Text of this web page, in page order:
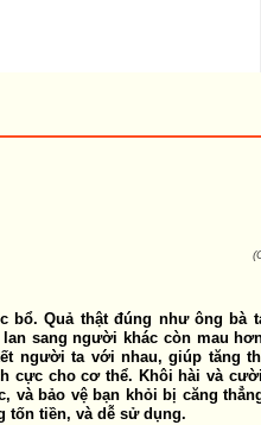
bổ. Quả thật đúng như ông bà
sang người khác còn mau
người ta với nhau, giúp tăng
cực cho cơ thể. Khôi hài và
và bảo vệ bạn khỏi bị căng
tốn tiền, và dễ sử dụng.